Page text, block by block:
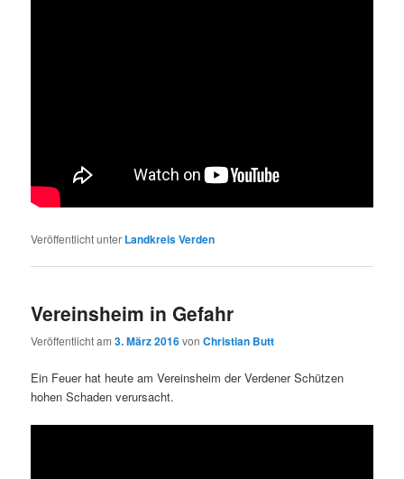
Veröffentlicht unter Landkreis Verden
Vereinsheim in Gefahr
Veröffentlicht am3. März 2016vonChristian Butt
Ein Feuer hat heute am Vereinsheim der Verdener Schützen
hohen Schaden verursacht.